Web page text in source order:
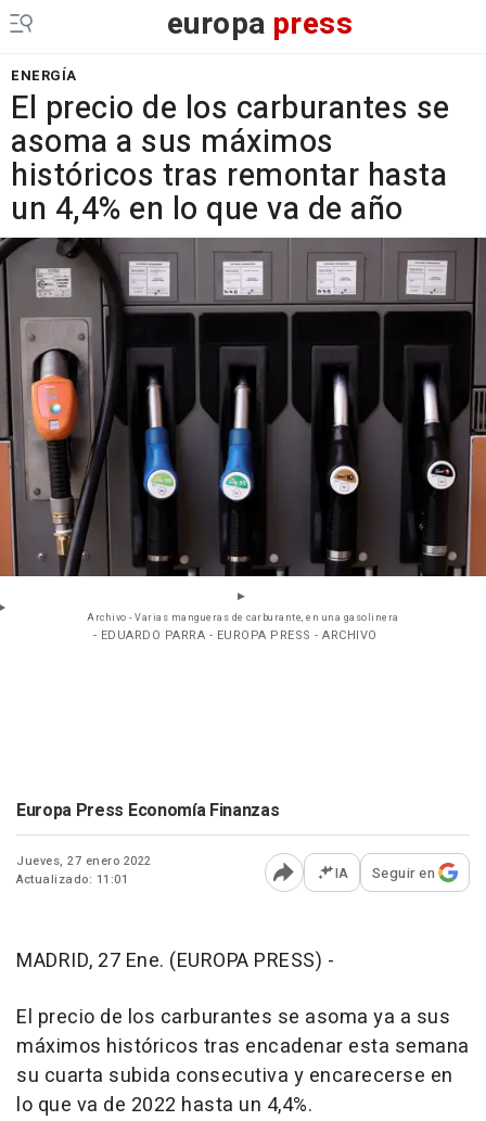
europa press
ENERGÍA
El precio de los carburantes se
asoma a sus máximos
históricos tras remontar hasta
un 4,4% en lo que va de año
Archivo - Varias mangueras de carburante, en una gasolinera
- EDUARDO PARRA - EUROPA PRESS - ARCHIVO
Europa Press Economía Finanzas
Jueves, 27 enero 2022
Actualizado: 11:01
Abrir opciones para
IA Seguir en
MADRID, 27 Ene. (EUROPA PRESS) -
El precio de los carburantes se asoma ya a sus
máximos históricos tras encadenar esta semana
su cuarta subida consecutiva y encarecerse en
lo que va de 2022 hasta un 4,4%.